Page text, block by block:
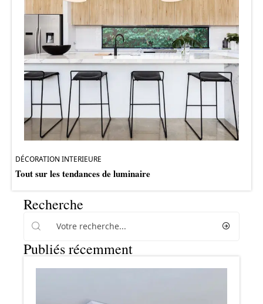
DÉCORATION INTERIEURE
Tout sur les tendances de luminaire
Recherche
Publiés récemment